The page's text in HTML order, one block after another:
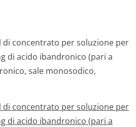
di concentrato per soluzione per
di acido ibandronico (pari a
sale monosodico,
di concentrato per soluzione per
di acido ibandronico (pari a